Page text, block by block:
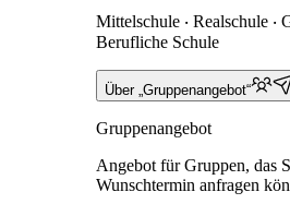
Mittelschule ‧ Realschule ‧
Berufliche Schule
Über „Gruppenangebot“
Gruppenangebot
Angebot für Gruppen, das
Wunschtermin anfragen